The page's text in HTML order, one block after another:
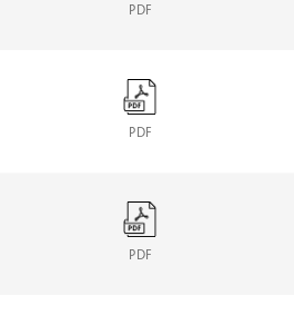
PDF
PDF
PDF